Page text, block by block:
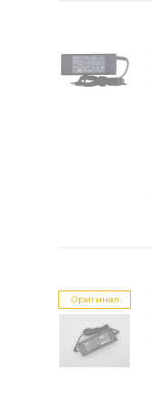
Оригинал